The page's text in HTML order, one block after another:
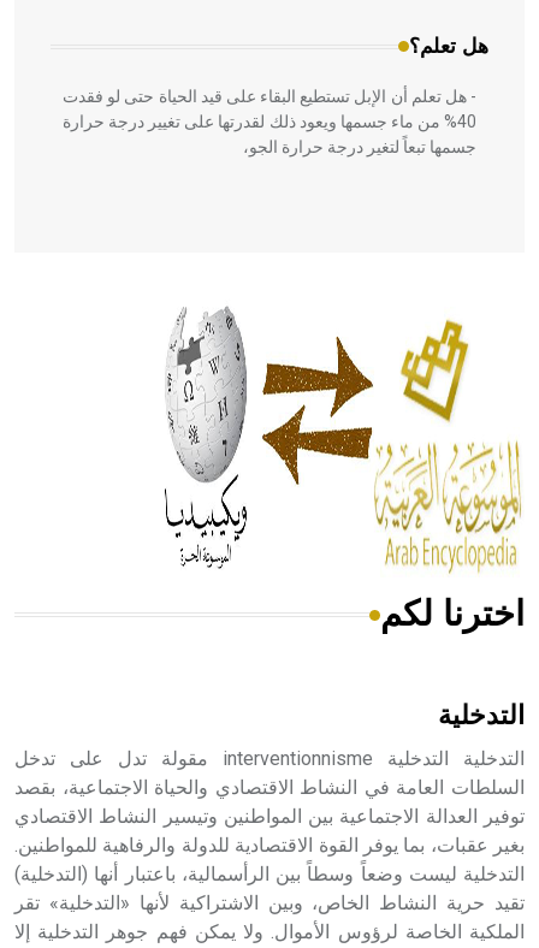
هل تعلم؟
- هل تعلم أن الإبل تستطيع البقاء على قيد الحياة حتى لو فقدت
40% من ماء جسمها ويعود ذلك لقدرتها على تغيير درجة حرارة
جسمها تبعاً لتغير درجة حرارة الجو،
الحكم، الأدلة، تنظيم التغذية، ورسالته في جروح الرأس. ويعود
له الفضل بأنه حرر الطب من الدين والفلسفة.
- هل تعلم أن المرجان إفراز حيواني يتكون في البحر ويتركب
من مادة كربونات الكلسيوم، وهو أحمر أو شديد الحمرة وهو
أجود أنواعه، ويمتاز بكبر الحجم ويسمى الش
هل تعلم أن الأبسيد كلمة فرنسية اللفظ تم اعتمادها مصطلحاً
- هل تعلم أن أبجر Abgar اسم معروف جيداً يعود إلى عدد من
الملوك الذين حكموا مدينة إديسا (الرها) من أبجر الأول وحتى
التاسع، وهم ينتسبون إلى أسرة أوسروين
اخترنا لكم
التدخلية
التدخلية التدخلية interventionnisme مقولة تدل على تدخل
السلطات العامة في النشاط الاقتصادي والحياة الاجتماعية، بقصد
توفير العدالة الاجتماعية بين المواطنين وتيسير النشاط الاقتصادي
بغير عقبات، بما يوفر القوة الاقتصادية للدولة والرفاهية للمواطنين.
التدخلية ليست وضعاً وسطاً بين الرأسمالية، باعتبار أنها (التدخلية)
تقيد حرية النشاط الخاص، وبين الاشتراكية لأنها «التدخلية» تقر
الملكية الخاصة لرؤوس الأموال. ولا يمكن فهم جوهر التدخلية إلا